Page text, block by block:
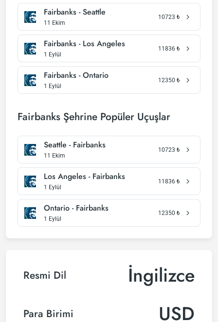
Fairbanks - Seattle
11 Ekim
10723 ₺
Fairbanks - Los Angeles
1 Eylül
11836 ₺
Fairbanks - Ontario
1 Eylül
12350 ₺
Fairbanks Şehrine Popüler Uçuşlar
Seattle - Fairbanks
11 Ekim
10723 ₺
Los Angeles - Fairbanks
1 Eylül
11836 ₺
Ontario - Fairbanks
1 Eylül
12350 ₺
Resmi Dil İngilizce
Para Birimi USD